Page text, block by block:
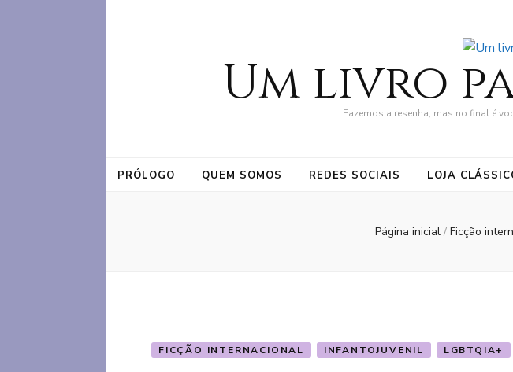
Um livro
Fazemos a resenha, mas no final é
PRÓLOGO QUEM SOMOS REDES SOCIAIS LOJA
Página inicial / Ficção
FICÇÃO INTERNACIONAL INFANTOJUVENIL LGBTQIA+